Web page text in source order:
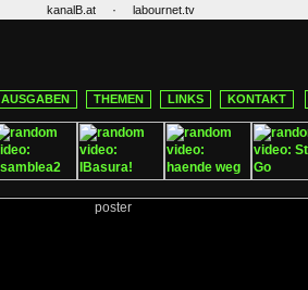
kanalB.at · labournet.tv
AUSGABEN THEMEN LINKS KONTAKT